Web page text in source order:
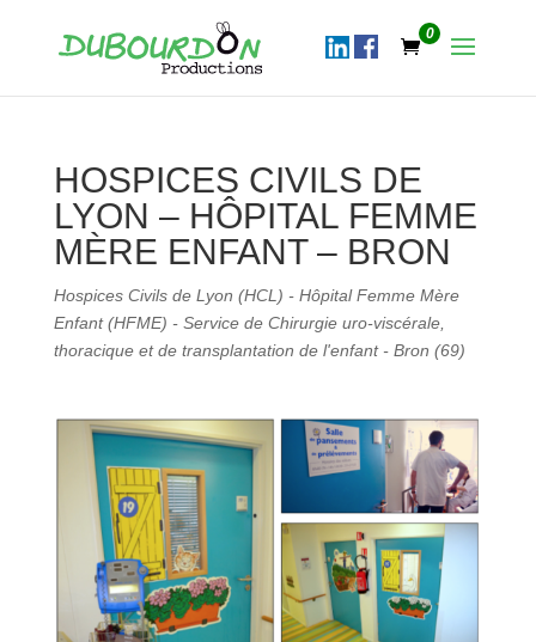
0
HOSPICES CIVILS DE
LYON – HÔPITAL FEMME
MÈRE ENFANT – BRON
Hospices Civils de Lyon (HCL) - Hôpital Femme Mère
Enfant (HFME) - Service de Chirurgie uro-viscérale,
thoracique et de transplantation de l'enfant - Bron (69)